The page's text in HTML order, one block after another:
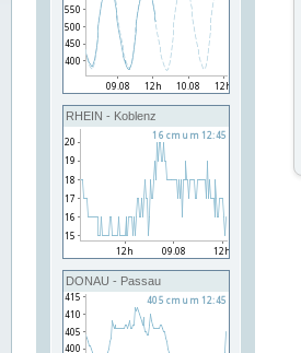
RHEIN - Koblenz
DONAU - Passau